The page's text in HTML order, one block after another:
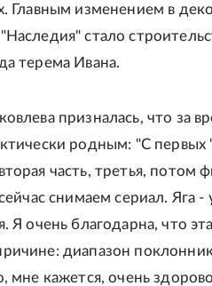
Главным изменением в
стало
терема Ивана.
призналась, что за
родным: "С первых
часть, третья, потом
снимаем сериал. Яга
Я очень благодарна, что
диапазон
мне кажется, очень